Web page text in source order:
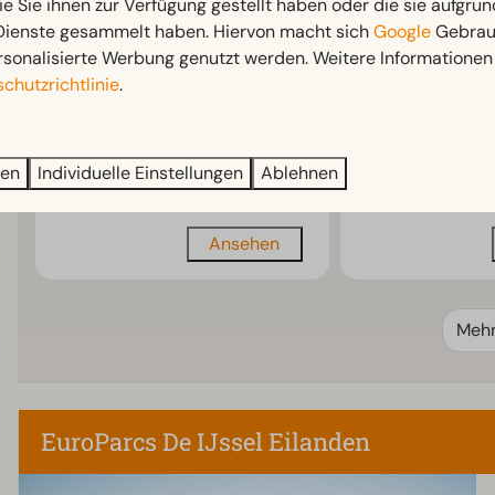
Geräumiges und
luxuriöses Chalet
Optional mit
Klimaanlage oder Kamin
Ansehen
moderne
EuroParcs De IJssel Eilanden
gesammelt haben. Hiervon macht sichGoogle
Werbung genutzt werden. Weitere
.
Individuelle Einstellungen Ablehnen